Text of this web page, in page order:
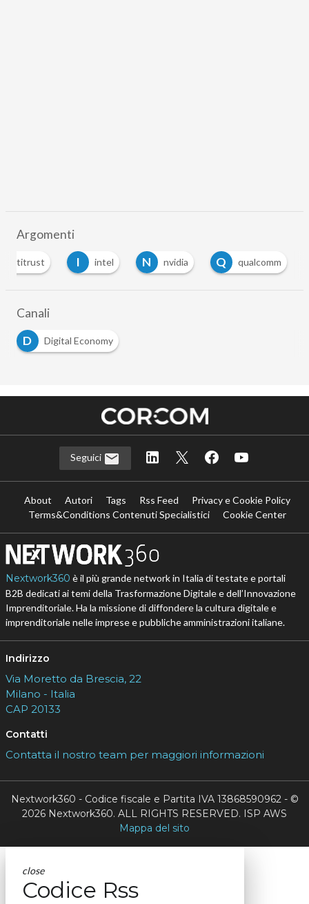
Argomenti
Antitrust I intel N nvidia Q qualcomm
Canali
D
Digital Economy
Seguici
About Autori Tags Rss Feed
Privacy e Cookie Policy
Terms&Conditions Contenuti Specialistici
Cookie Center
Nextwork360 è il più grande network in Italia di testate e portali
B2B dedicati ai temi della Trasformazione Digitale e dell’Innovazione
Imprenditoriale. Ha la missione di diffondere la cultura digitale e
imprenditoriale nelle imprese e pubbliche amministrazioni italiane.
Indirizzo
Via Moretto da Brescia, 22
Milano - Italia
CAP 20133
Contatti
Contatta il nostro team per maggiori informazioni
Nextwork360 - Codice fiscale e Partita IVA 13868590962 - ©
2026 Nextwork360. ALL RIGHTS RESERVED. ISP AWS
Mappa del sito
close
Codice Rss